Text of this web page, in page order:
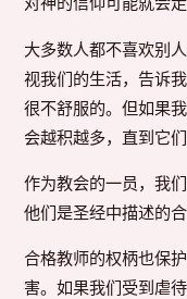
大多数人都不喜欢别
视我们的生活，告诉
很不舒服的。但如果
会越积越多，直到它
作为教会的一员，我
他们是圣经中描述的合
合格教师的权柄也保
害。如果我们受到虐